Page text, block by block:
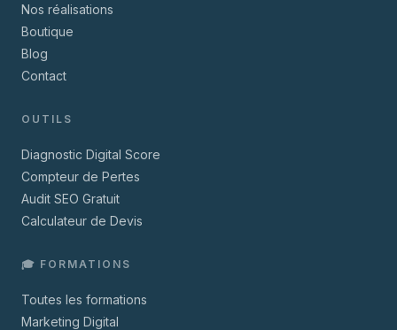
Nos réalisations
Boutique
Blog
Contact
OUTILS
Diagnostic Digital Score
Compteur de Pertes
Audit SEO Gratuit
Calculateur de Devis
🎓 FORMATIONS
Toutes les formations
Marketing Digital